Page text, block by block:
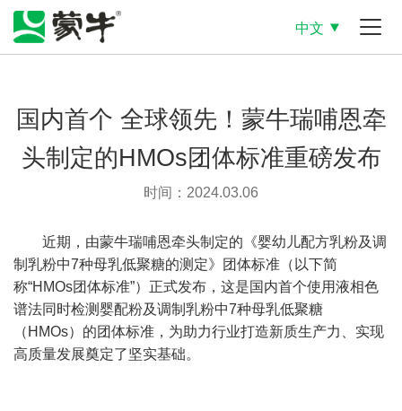
中文
国内首个 全球领先！蒙牛瑞哺恩牵
头制定的HMOs团体标准重磅发布
时间：2024.03.06
近期，由蒙牛瑞哺恩牵头制定的《婴幼儿配方乳粉及调
制乳粉中7种母乳低聚糖的测定》团体标准（以下简
称“HMOs团体标准”）正式发布，这是国内首个使用液相色
谱法同时检测婴配粉及调制乳粉中7种母乳低聚糖
（HMOs）的团体标准，为助力行业打造新质生产力、实现
高质量发展奠定了坚实基础。